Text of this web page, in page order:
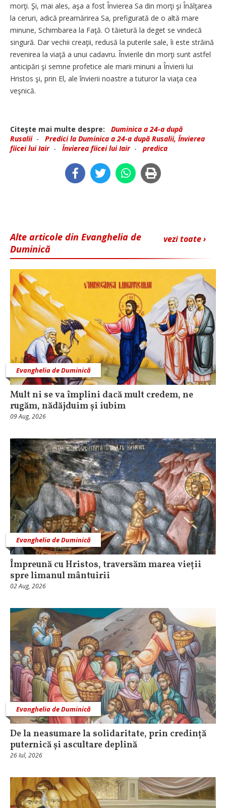
morţi. Şi, mai ales, aşa a fost Învierea Sa din morţi şi Înălţarea
la ceruri, adică preamărirea Sa, prefigurată de o altă mare
minune, Schimbarea la Faţă. O tăietură la deget se vindecă
singură. Dar vechii creaţii, redusă la puterile sale, îi este străină
revenirea la viaţă a unui cadavru. Învierile din morţi sunt astfel
anticipări şi semne profetice ale marii minuni a Învierii lui
Hristos şi, prin El, ale învierii noastre a tuturor la viaţa cea
veşnică.
Citeşte mai multe despre:
Duminica a 24-a după
Rusalii- Predici la Duminica a 24-a după Rusalii, Învierea
fiicei lui Iair- Învierea fiicei lui Iair- predica
vezi toate ›
Alte articole din Evanghelia de
Duminică
Evanghelia de Duminică
Mult ni se va împlini dacă mult credem, ne
rugăm, nădăjduim și iubim
09 Aug, 2026
Evanghelia de Duminică
Împreună cu Hristos, traversăm marea vieții
spre limanul mântuirii
02 Aug, 2026
Evanghelia de Duminică
De la neasumare la solidaritate, prin credință
puternică și ascultare deplină
26 Iul, 2026